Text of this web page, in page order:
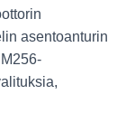
asentoanturin